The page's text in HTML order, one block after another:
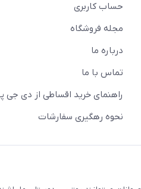
حساب کاربری
مجله فروشگاه
درباره ما
تماس با ما
راهنمای خرید اقساطی از دی جی
نحوه رهگیری سفارشات